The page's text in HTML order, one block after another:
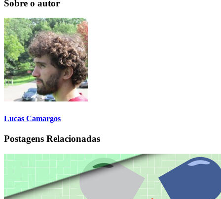
Sobre o autor
Lucas Camargos
Postagens Relacionadas